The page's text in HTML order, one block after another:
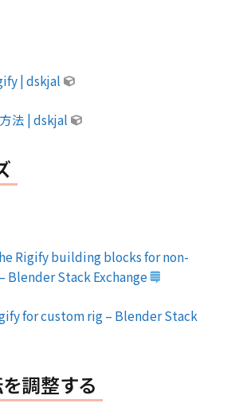
| dskjal
法 | dskjal
Rigify building blocks for non-
Blender Stack Exchange
for custom rig – Blender Stack
調整する